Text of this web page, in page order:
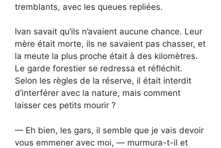
tremblants, avec les queues repliées.
Ivan savait qu’ils n’avaient aucune chance. Leur
mère était morte, ils ne savaient pas chasser, et
la meute la plus proche était à des kilomètres.
Le garde forestier se redressa et réfléchit.
Selon les règles de la réserve, il était interdit
d’interférer avec la nature, mais comment
laisser ces petits mourir ?
— Eh bien, les gars, il semble que je vais devoir
vous emmener avec moi, — murmura-t-il et